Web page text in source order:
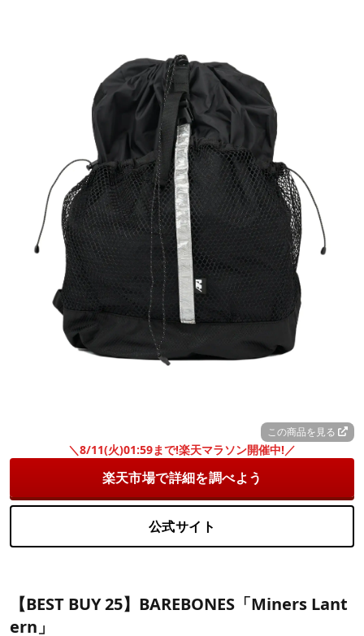
この商品を見る
＼8/11(火)01:59まで!楽天マラソン開催中!／
楽天市場で詳細を調べよう
公式サイト
【BEST BUY 25】BAREBONES「Miners Lant
ern」